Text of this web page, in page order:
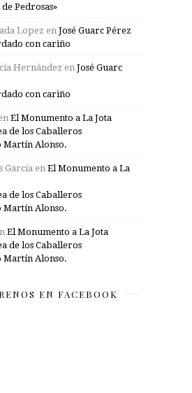
Pedrosas»
Lopez en José Guarc Pérez
con cariño
Hernández en José Guarc
con cariño
El Monumento a La Jota
de los Caballeros
Alonso.
García en El Monumento a La
de los Caballeros
Alonso.
El Monumento a La Jota
de los Caballeros
Alonso.
EN FACEBOOK